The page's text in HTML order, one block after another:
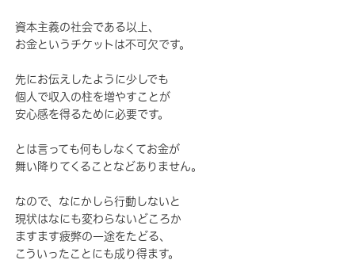
資本主義の社会である以上、
お金というチケットは不可欠です。
先にお伝えしたように少しでも
個人で収入の柱を増やすことが
安心感を得るために必要です。
とは言っても何もしなくてお金が
舞い降りてくることなどありません。
なので、なにかしら行動しないと
現状はなにも変わらないどころか
ますます疲弊の一途をたどる、
こういったことにも成り得ます。